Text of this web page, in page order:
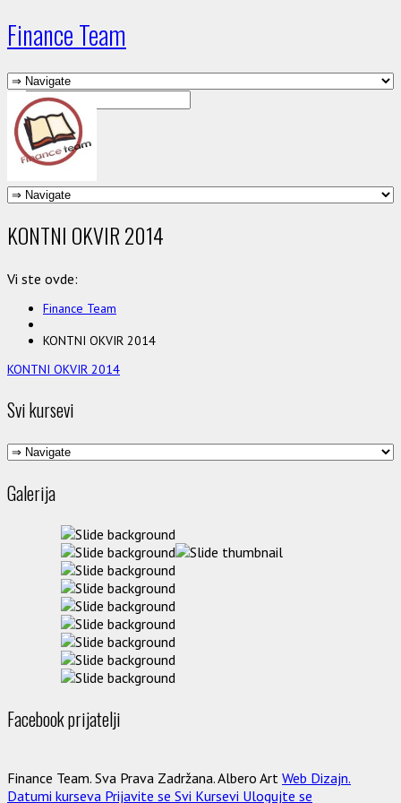
Finance Team
KONTNI OKVIR 2014
Vi ste ovde:
Finance Team
KONTNI OKVIR 2014
KONTNI OKVIR 2014
Svi kursevi
Galerija
Facebook prijatelji
Finance Team. Sva Prava Zadržana. Albero Art Web Dizajn.
Datumi kurseva Prijavite se Svi Kursevi Ulogujte se